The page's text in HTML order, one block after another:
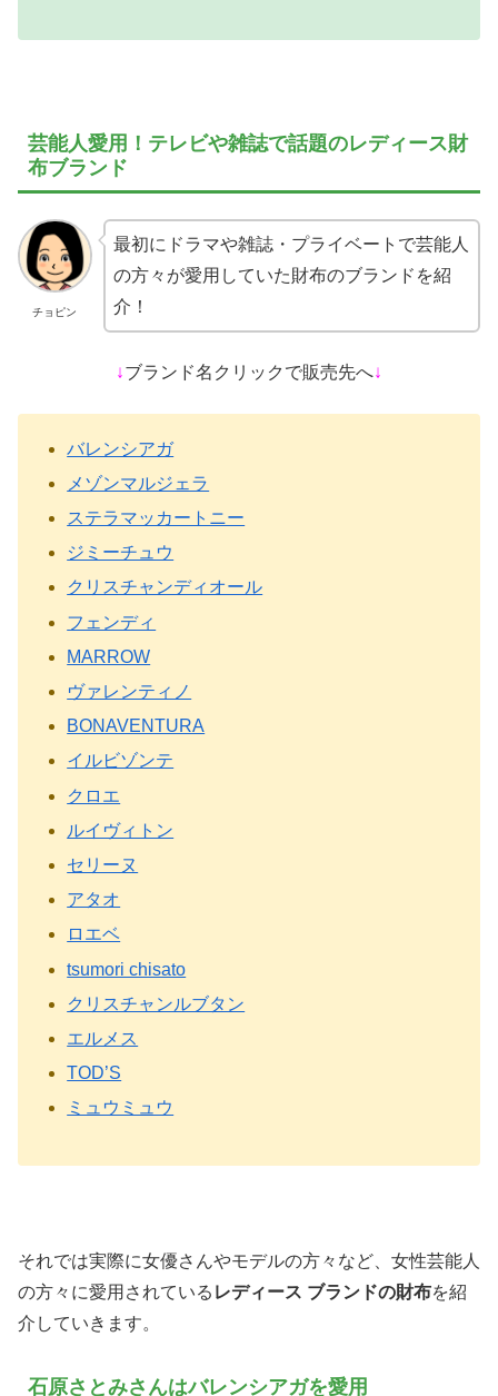
芸能人愛用！テレビや雑誌で話題のレディース財
布ブランド
チョピン
最初にドラマや雑誌・プライベートで芸能人
の方々が愛用していた財布のブランドを紹
介！
↓ブランド名クリックで販売先へ↓
バレンシアガ
メゾンマルジェラ
ステラマッカートニー
ジミーチュウ
クリスチャンディオール
フェンディ
MARROW
ヴァレンティノ
BONAVENTURA
イルビゾンテ
クロエ
ルイヴィトン
セリーヌ
アタオ
ロエベ
tsumori chisato
クリスチャンルブタン
エルメス
TOD’S
ミュウミュウ
それでは実際に女優さんやモデルの方々など、女性芸能人
の方々に愛用されている レディース ブランドの財布を紹
介していきます。
石原さとみさんはバレンシアガを愛用